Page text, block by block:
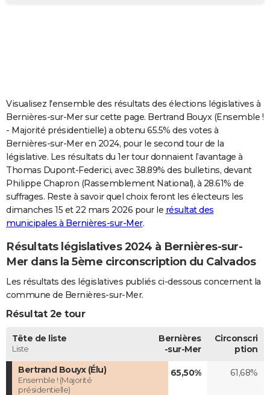
Carte de Noël
Carte Bonne année
Carte Saint-Valentin
Carte Pâques
Carte d'anniversaire
DICTIONNAIRE
Dictionnaire
Biographies
Citations
Expressions
Proverbes
PROGRAMME TV
COPAINS D'AVANT
S'inscrire
Se connecter
Lycées
Collèges
Primaires
Universités
Entreprises
Service militaire
Avis de recherche
AVIS DE DÉCÈS
FORUM
Visualisez l'ensemble des résultats des élections législatives à
Bernières-sur-Mer sur cette page. Bertrand Bouyx (Ensemble !
- Majorité présidentielle) a obtenu 65.5% des votes à
Bernières-sur-Mer en 2024, pour le second tour de la
législative. Les résultats du 1er tour donnaient l’avantage à
Thomas Dupont-Federici, avec 38.89% des bulletins, devant
Philippe Chapron (Rassemblement National), à 28.61% de
suffrages. Reste à savoir quel choix feront les électeurs les
dimanches 15 et 22 mars 2026 pour le résultat des
municipales à Bernières-sur-Mer.
Résultats législatives 2024 à Bernières-sur-
Mer dans la 5ème circonscription du Calvados
Les résultats des législatives publiés ci-dessous concernent la
commune de Bernières-sur-Mer.
Résultat 2e tour
Tête de liste
Liste
Bernières
-sur-Mer
Circonscri
ption
Bertrand Bouyx (Élu)
Ensemble ! (Majorité
présidentielle)
65,50% 61,68%